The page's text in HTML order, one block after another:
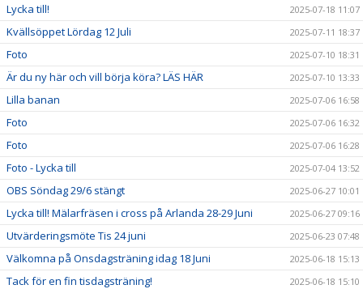
Lycka till! 2025-07-18 11:07
Kvällsöppet Lördag 12 Juli 2025-07-11 18:37
Foto 2025-07-10 18:31
Är du ny här och vill börja köra? LÄS HÄR 2025-07-10 13:33
Lilla banan 2025-07-06 16:58
Foto 2025-07-06 16:32
Foto 2025-07-06 16:28
Foto - Lycka till 2025-07-04 13:52
OBS Söndag 29/6 stängt 2025-06-27 10:01
Lycka till! Mälarfräsen i cross på Arlanda 28-29 Juni 2025-06-27 09:16
Utvärderingsmöte Tis 24 juni 2025-06-23 07:48
Välkomna på Onsdagsträning idag 18 Juni 2025-06-18 15:13
Tack för en fin tisdagsträning! 2025-06-18 15:10